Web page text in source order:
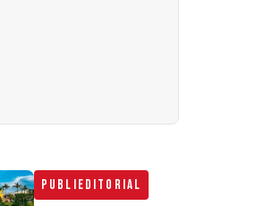
Publieditorial